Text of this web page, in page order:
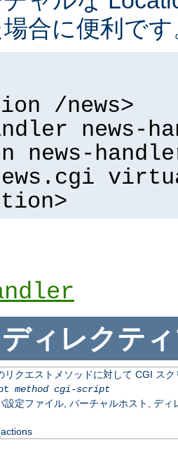
合に便利で
/news>
news-
news-
ディレクテ
リクエストメソッドに対して CGI ス
method cgi-script
設定ファイル, バーチャルホスト, ディ